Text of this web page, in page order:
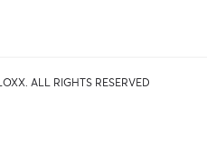
ALL RIGHTS RESERVED